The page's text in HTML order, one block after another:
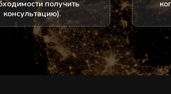
получить
консультацию).